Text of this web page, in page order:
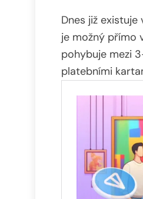
Dnes již
je možný přímo
pohybuje mezi
platebními